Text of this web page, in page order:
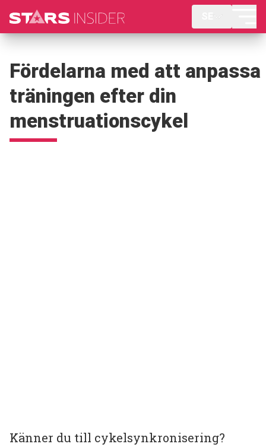
Fördelarna med att anpassa
träningen efter din
menstruationscykel
Känner du till cykelsynkronisering?